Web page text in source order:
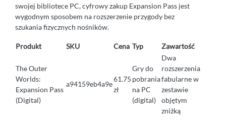
swojej bibliotece PC, cyfrowy zakup Expansion Pass jest
wygodnym sposobem na rozszerzenie przygody bez
szukania fizycznych nośników.
Produkt SKU Cena Typ Zawartość
The Outer
Worlds:
Expansion Pass
(Digital)
a94159eb4a9e
61.75
zł
Gry do
pobrania
na PC
(digital)
Dwa
rozszerzenia
fabularne w
zestawie
objętym
zniżką